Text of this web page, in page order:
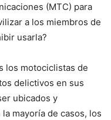
(MTC) para
a los miembros de
usarla?
los motociclistas de
delictivos en sus
ubicados y
mayoría de casos, los